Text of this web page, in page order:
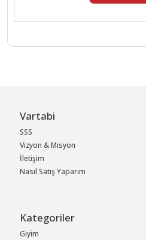
Vartabi
SSS
Vizyon & Misyon
İletişim
Nasıl Satış Yaparım
Kategoriler
Giyim